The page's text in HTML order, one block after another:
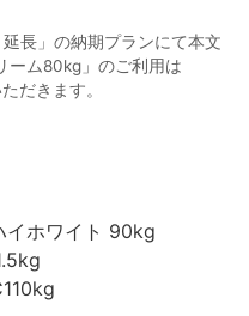
長」の納期プランにて本文
ーム80kg」のご利用は
だきます。
イホワイト 90kg